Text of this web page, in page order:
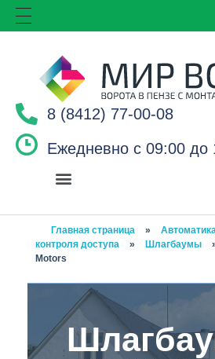
8 (8412) 77-00-08
Ежедневно с 09:00 до
Главная страница »
контроля доступа
» Шлагбаумы
Motors